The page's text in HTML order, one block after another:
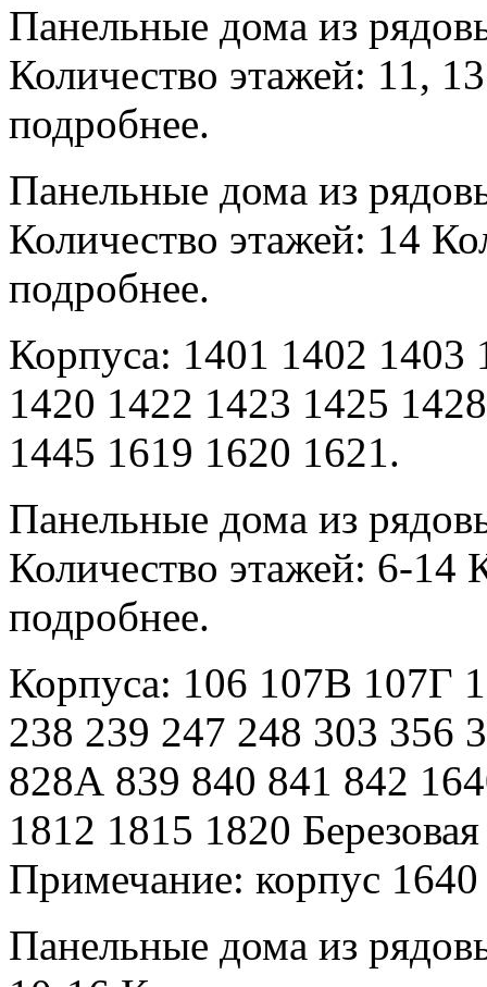
Панельные дома из
Количество этажей: 11,
подробнее.
Панельные дома из
Количество этажей: 14
подробнее.
Корпуса: 1401 1402 1403
1420 1422 1423 1425
1445 1619 1620 1621.
Панельные дома из
Количество этажей: 6-14
подробнее.
Корпуса: 106 107В 107Г
238 239 247 248 303 356
828А 839 840 841 842
1812 1815 1820
Примечание: корпус
Панельные дома из